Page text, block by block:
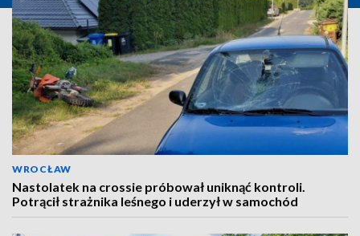
WROCŁAW
Nastolatek na crossie próbował uniknąć kontroli.
Potrącił strażnika leśnego i uderzył w samochód